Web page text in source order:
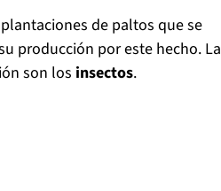
de paltos que se
producción por este hecho. La
son los insectos.